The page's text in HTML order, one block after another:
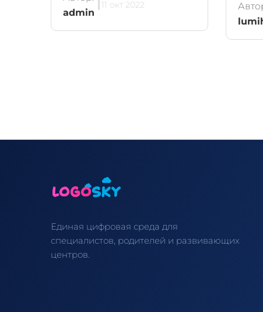
admin
11 окт 2022
Единая цифровая среда для
специалистов, родителей и развивающих
центров.